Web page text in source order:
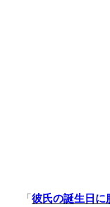
「彼氏の誕生日に